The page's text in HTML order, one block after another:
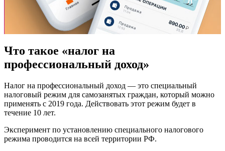
Что такое «налог на
профессиональный доход»
Налог на профессиональный доход — это специальный
налоговый режим для самозанятых граждан, который можно
применять с 2019 года. Действовать этот режим будет в
течение 10 лет.
Эксперимент по установлению специального налогового
режима проводится на всей территории РФ.